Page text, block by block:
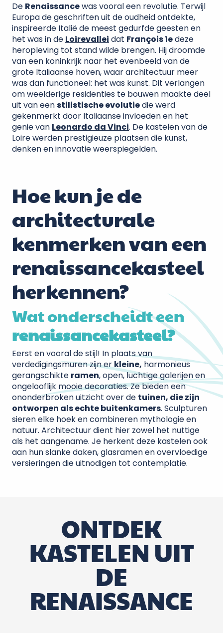
De Renaissancewas vooral een revolutie. Terwijl
Europa de geschriften uit de oudheid ontdekte,
inspireerde Italië de meest gedurfde geesten en
het was in de Loirevallei dat François 1edeze
heropleving tot stand wilde brengen. Hij droomde
van een koninkrijk naar het evenbeeld van de
grote Italiaanse hoven, waar architectuur meer
was dan functioneel: het was kunst. Dit verlangen
om weelderige residenties te bouwen maakte deel
uit van eenstilistische evolutiedie werd
gekenmerkt door Italiaanse invloeden en het
genie van Leonardo da Vinci. De kastelen van de
Loire werden prestigieuze plaatsen die kunst,
denken en innovatie weerspiegelden.
Hoe kun je de
architecturale
kenmerken van een
renaissancekasteel
herkennen?
Wat onderscheidt een
renaissancekasteel?
Eerst en vooral de stijl! In plaats van
verdedigingsmuren zijn erkleine, harmonieus
gerangschikte ramen, open, luchtige galerijen en
ongelooflijk mooie decoraties. Ze bieden een
ononderbroken uitzicht over de tuinen, die zijn
ontworpen als echte buitenkamers. Sculpturen
sieren elke hoek en combineren mythologie en
natuur. Architectuur dient hier zowel het nuttige
als het aangename. Je herkent deze kastelen ook
aan hun slanke daken, glasramen en overvloedige
versieringen die uitnodigen tot contemplatie.
ONTDEK
KASTELEN UIT
DE
RENAISSANCE